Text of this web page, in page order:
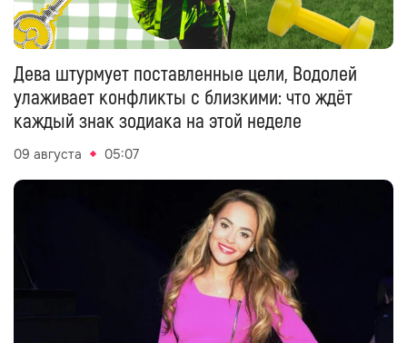
Дева штурмует поставленные цели, Водолей
улаживает конфликты с близкими: что ждёт
каждый знак зодиака на этой неделе
09 августа 05:07